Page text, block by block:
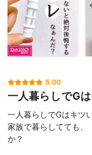
5.00
一人暮らしでG
一人暮らしでGはキツ
家族で暮らしてても、
か？